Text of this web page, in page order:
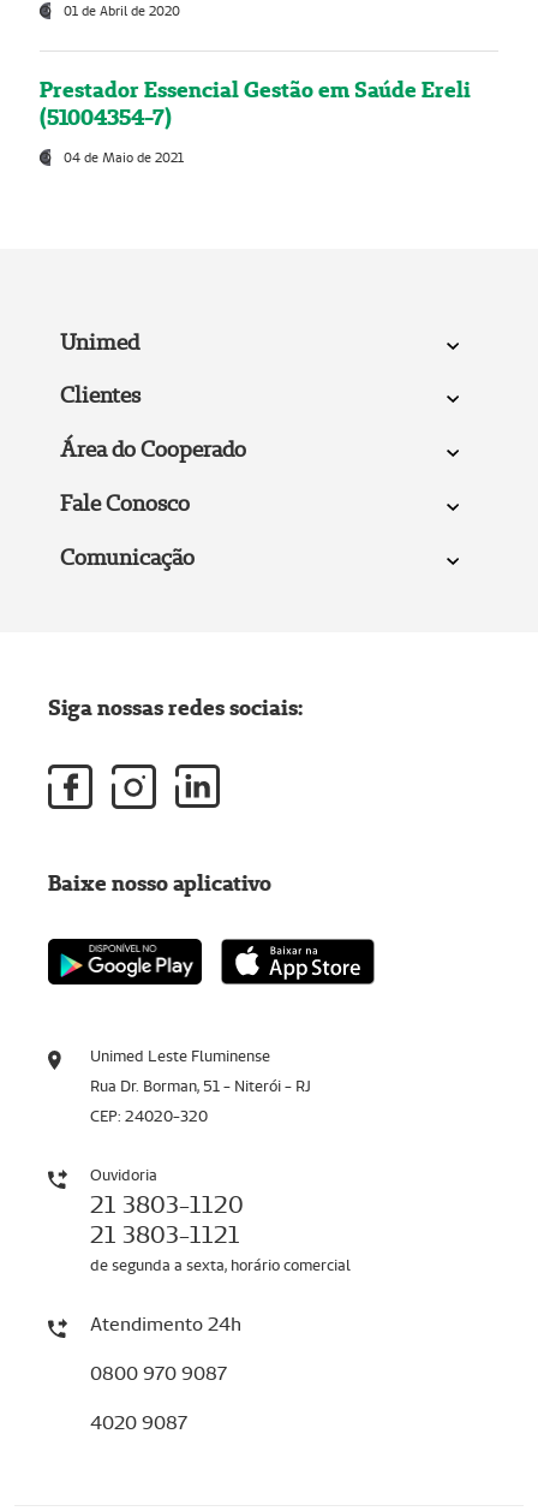
01 de Abril de 2020
Prestador Essencial Gestão em Saúde Ereli
(51004354-7)
04 de Maio de 2021
Unimed
Clientes
Área do Cooperado
Fale Conosco
Comunicação
Unimed Leste Fluminense
Rua Dr. Borman, 51 - Niterói - RJ
CEP: 24020-320
Ouvidoria
21 3803-1120
21 3803-1121
de segunda a sexta, horário comercial
Atendimento 24h
0800 970 9087
4020 9087
Siga nossas redes sociais:
Baixe nosso aplicativo